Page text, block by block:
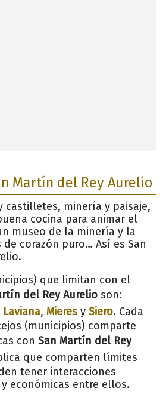
Martín del Rey Aurelio
castilletes, minería y paisaje,
cocina para animar el
museo de la minería y la
corazón puro… Así es San
que limitan con el
del Rey Aurelio son:
Laviana, Mieres y Siero. Cada
(municipios) comparte
con San Martín del Rey
que comparten límites
tener interacciones
económicas entre ellos.